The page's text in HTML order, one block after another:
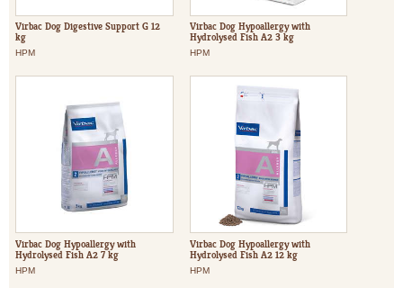
Virbac Dog Digestive Support G 12
kg
HPM
Virbac Dog Hypoallergy with
Hydrolysed Fish A2 3 kg
HPM
Virbac Dog Hypoallergy with
Hydrolysed Fish A2 7 kg
HPM
Virbac Dog Hypoallergy with
Hydrolysed Fish A2 12 kg
HPM